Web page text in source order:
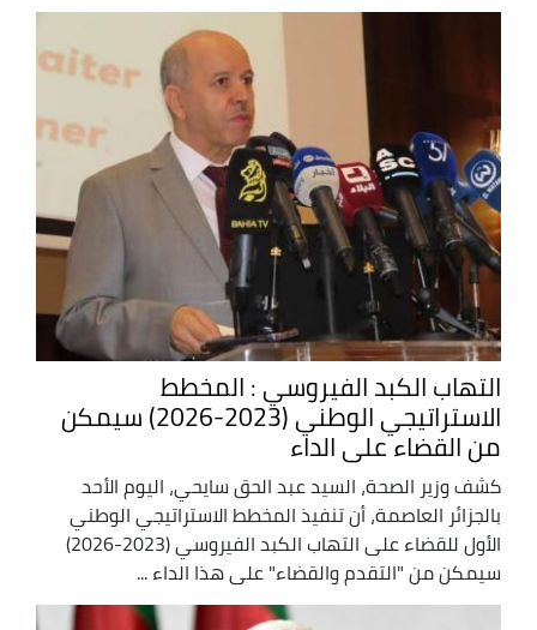
التهاب الكبد الفيروسي : المخطط
الاستراتيجي الوطني (2023-2026) سيمكن
من القضاء على الداء
كشف وزير الصحة، السيد عبد الحق سايحي، اليوم الأحد
بالجزائر العاصمة، أن تنفيذ المخطط الاستراتيجي الوطني
الأول للقضاء على التهاب الكبد الفيروسي (2023-2026)
سيمكن من "التقدم والقضاء" على هذا الداء ...